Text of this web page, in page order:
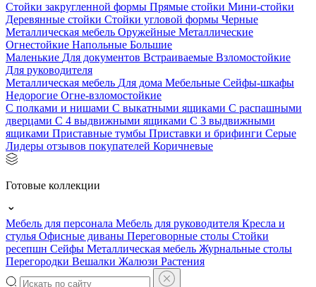
Стойки закругленной формы Прямые стойки Мини-стойки
Деревянные стойки Стойки угловой формы Черные
Металлическая мебель Оружейные Металлические
Огнестойкие Напольные Большие
Маленькие Для документов Встраиваемые Взломостойкие
Для руководителя
Металлическая мебель Для дома Мебельные Сейфы-шкафы
Недорогие Огне-взломостойкие
С полками и нишами С выкатными ящиками С распашными
дверцами С 4 выдвижными ящиками С 3 выдвижными
ящиками Приставные тумбы Приставки и брифинги Серые
Лидеры отзывов покупателей Коричневые
Готовые коллекции
Мебель для персонала Мебель для руководителя Кресла и
стулья Офисные диваны Переговорные столы Стойки
ресепшн Сейфы Металлическая мебель Журнальные столы
Перегородки Вешалки Жалюзи Растения